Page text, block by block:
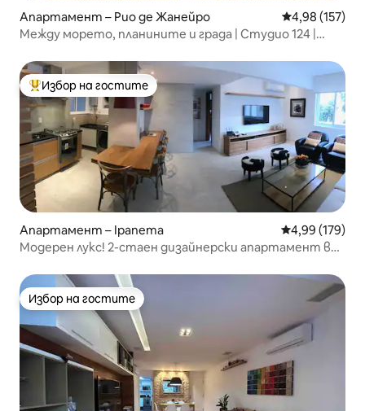
Апартамент – Рио де Жанейро Средна
4,98 (157)
Между морето, планините и града | Студио 124 |
Най-популярен избор на гостите
Избор на гостите
Апартамент – Ipanema Средна
4,99 (179)
Модерен лукс! 2-стаен дизайнерски апартамент в
Избор на гостите
Избор на гостите